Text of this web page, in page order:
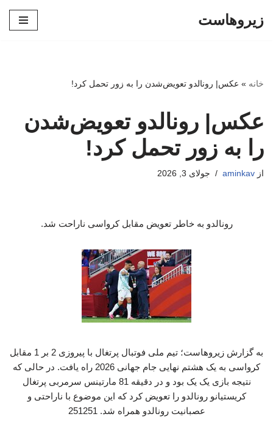
زیروهاست
خانه » عکس| رونالدو تعویض‌شدن را به زور تحمل کرد!
عکس| رونالدو تعویض‌شدن
را به زور تحمل کرد!
از aminkav جولای 3, 2026
رونالدو به خاطر تعویض مقابل کرواسی ناراحت شد.
به گزارش زیروهاست؛ تیم ملی فوتبال پرتغال با پیروزی 2 بر 1 مقابل
کرواسی به یک هشتم نهایی جام جهانی 2026 راه یافت. در حالی که
نتیجه بازی یک یک بود و در دقیقه 81 مارتینس سرمربی پرتغال
کریستیانو رونالدو را تعویض کرد که این موضوع با ناراحتی و
عصبانیت رونالدو همراه شد. 251251